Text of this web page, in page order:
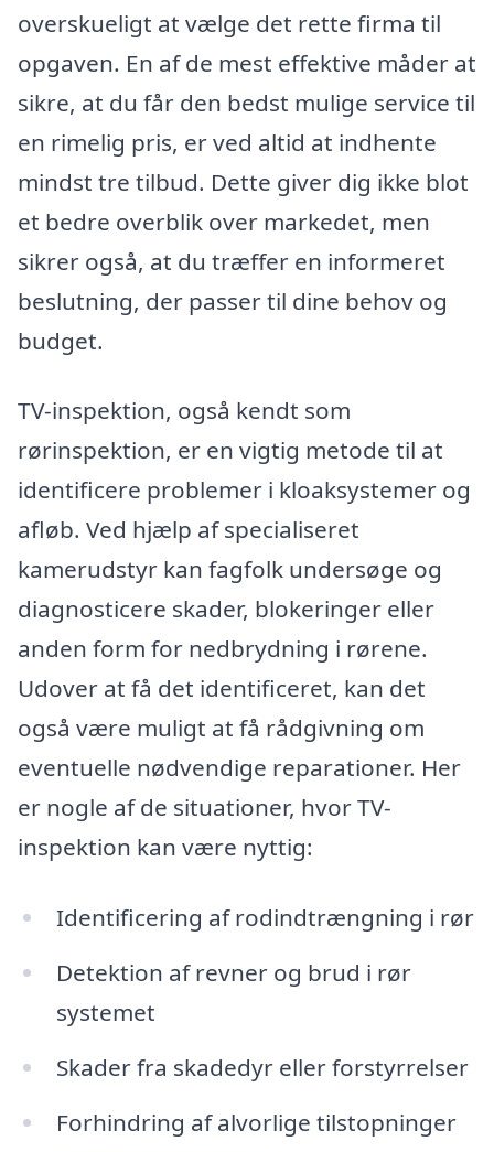
overskueligt at vælge det rette firma til
opgaven. En af de mest effektive måder at
sikre, at du får den bedst mulige service til
en rimelig pris, er ved altid at indhente
mindst tre tilbud. Dette giver dig ikke blot
et bedre overblik over markedet, men
sikrer også, at du træffer en informeret
beslutning, der passer til dine behov og
budget.
TV-inspektion, også kendt som
rørinspektion, er en vigtig metode til at
identificere problemer i kloaksystemer og
afløb. Ved hjælp af specialiseret
kamerudstyr kan fagfolk undersøge og
diagnosticere skader, blokeringer eller
anden form for nedbrydning i rørene.
Udover at få det identificeret, kan det
også være muligt at få rådgivning om
eventuelle nødvendige reparationer. Her
er nogle af de situationer, hvor TV-
inspektion kan være nyttig:
Identificering af rodindtrængning i rør
Detektion af revner og brud i rør
systemet
Skader fra skadedyr eller forstyrrelser
Forhindring af alvorlige tilstopninger